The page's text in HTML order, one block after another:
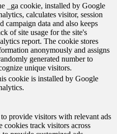
_ga cookie, installed by Google
calculates visitor, session
campaign data and also keeps
of site usage for the site's
report. The cookie stores
anonymously and assigns
generated number to
unique visitors.
cookie is installed by Google
provide visitors with relevant ads
cookies track visitors across